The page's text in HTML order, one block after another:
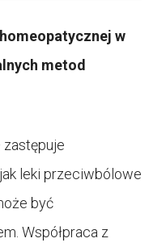
w
metod
leki przeciwbólowe
być
Współpraca z